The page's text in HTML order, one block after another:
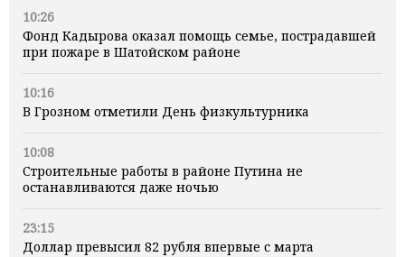
10:26
Фонд Кадырова оказал помощь семье, пострадавшей
при пожаре в Шатойском районе
10:16
В Грозном отметили День физкультурника
10:08
Строительные работы в районе Путина не
останавливаются даже ночью
23:15
Доллар превысил 82 рубля впервые с марта